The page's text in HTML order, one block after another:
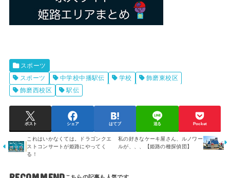
スポーツ
スポーツ
中学校中播駅伝 学校
飾磨東校区
飾磨西校区
駅伝
ポスト シェア はてブ 送る Pocket
これはいかなくては。ドラゴンクエ
ストコンサートが姫路にやってく
る！
私の好きなケーキ屋さん、ルノワー
ルが、、、【姫路の種探偵団】